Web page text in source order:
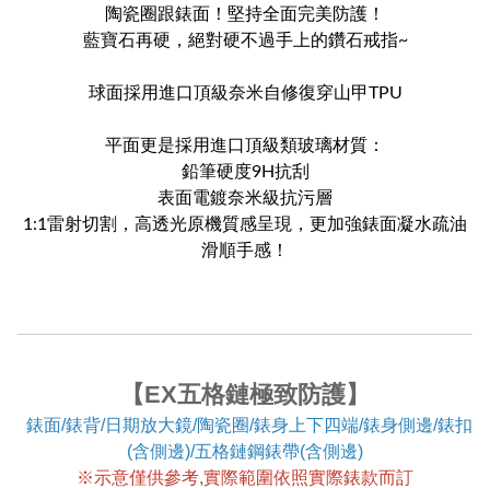
陶瓷圈跟錶面！堅持全面完美防護！
藍寶石再硬，絕對硬不過手上的鑽石戒指~
球面採用進口頂級奈米自修復穿山甲TPU
平面更是採用進口頂級類玻璃材質：
鉛筆硬度9H抗刮
表面電鍍奈米級抗污層
1:1雷射切割，高透光原機質感呈現，更加強錶面凝水疏油
滑順手感！
【EX五格鏈極致防護】
錶面/錶背/日期放大鏡/陶瓷圈/錶身上下四端/錶身側邊/錶扣
(含側邊)/五格鏈鋼錶帶(含側邊)
※示意僅供參考,實際範圍依照實際錶款而訂